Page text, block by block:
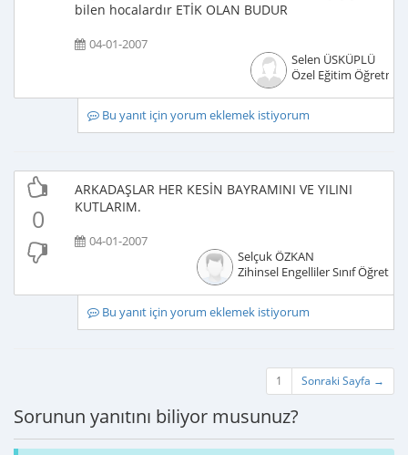
bilen hocalardır ETİK OLAN BUDUR
04-01-2007
Selen ÜSKÜPLÜ
Özel Eğitim
Bu yanıt için yorum eklemek istiyorum
0
ARKADAŞLAR HER KESİN BAYRAMINI VE YILINI
KUTLARIM.
04-01-2007
Selçuk ÖZKAN
Zihinsel Engelliler Sınıf
Bu yanıt için yorum eklemek istiyorum
1 Sonraki Sayfa →
Sorunun yanıtını biliyor musunuz?